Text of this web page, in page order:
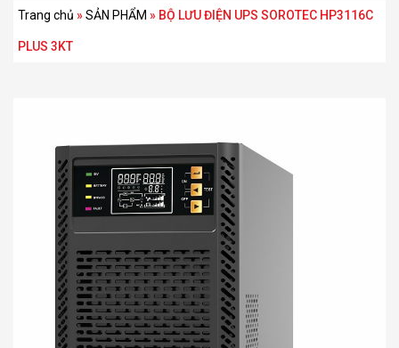
SOROTEC HP3116C
Trang chủ »SẢN PHẨM » BỘ LƯU ĐIỆN UPS SOROTEC HP3116C
PLUS 3KT